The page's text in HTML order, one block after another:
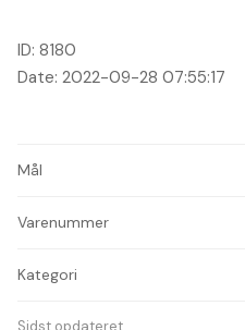
ID: 8180
Date: 2022-09-28 07:55:17
Mål
Varenummer
Kategori
Sidst opdateret